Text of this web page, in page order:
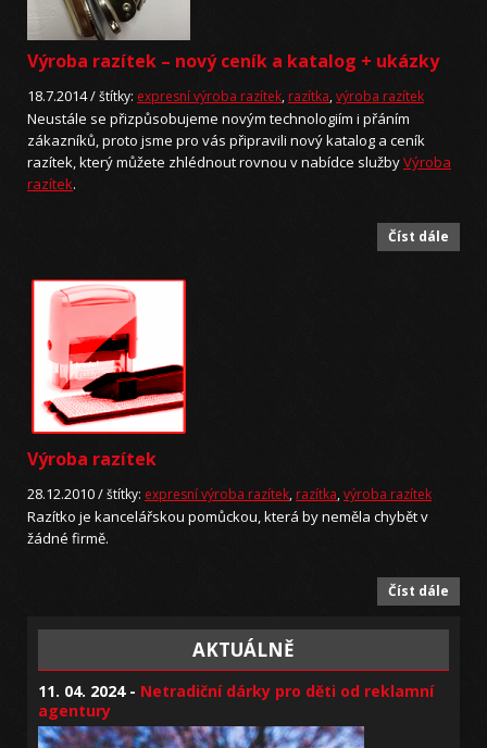
Výroba razítek – nový ceník a katalog + ukázky
18.7.2014 /štítky: expresní výroba razítek,razítka,výroba razítek
Neustále se přizpůsobujeme novým technologiím i přáním
zákazníků, proto jsme pro vás připravili nový katalog a ceník
razítek, který můžete zhlédnout rovnou v nabídce službyVýroba
razítek.
Číst dále
Výroba razítek
28.12.2010 /štítky: expresní výroba razítek, razítka,výroba razítek
Razítko je kancelářskou pomůckou, která by neměla chybět v
žádné firmě.
Číst dále
AKTUÁLNĚ
11. 04. 2024 - Netradiční dárky pro děti od reklamní
agentury